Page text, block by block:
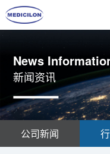
News
新闻资讯
公司新闻